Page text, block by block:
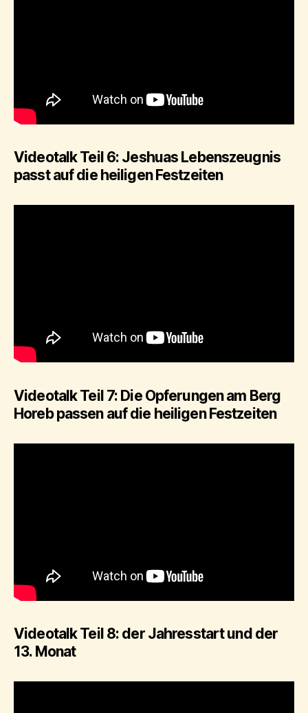
Videotalk Teil 6: Jeshuas Lebenszeugnis
passt auf die heiligen Festzeiten
Videotalk Teil 7: Die Opferungen am Berg
Horeb passen auf die heiligen Festzeiten
Videotalk Teil 8: der Jahresstart und der
13. Monat